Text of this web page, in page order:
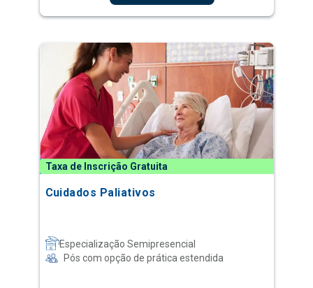
Taxa de Inscrição Gratuita
Cuidados Paliativos
Especialização Semipresencial
Pós com opção de prática estendida